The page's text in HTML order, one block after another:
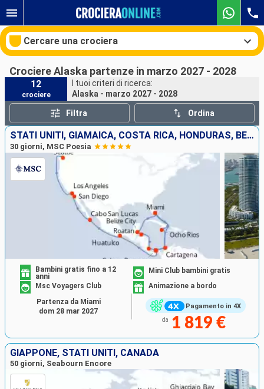
Cercare una crociera
Le nostre destinazioni
Mesi di partenza
Porti Compagnie
Crociere Alaska partenze in marzo 2027 - 2028
12
crociere
I tuoi criteri di ricerca:
Alaska - marzo 2027 - 2028
Filtra Ordina
STATI UNITI, GIAMAICA, COSTA RICA, HONDURAS, BELIZE, COLOMBIA, PANAMA, MESSICO
30 giorni, MSC Poesia
Pagamento in 4X
Bambini gratis fino a 12
anni
Mini Club bambini gratis
Msc Voyagers Club
Animazione a bordo
da 1 819 €
Partenza da Miami
dom 28 mar 2027
GIAPPONE, STATI UNITI, CANADA
50 giorni, Seabourn Encore